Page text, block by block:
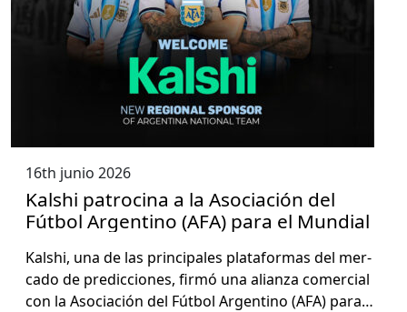
16th junio 2026
Kalshi patrocina a la Asociación del
Fútbol Argentino (AFA) para el Mundial
Kalshi, una de las prin­ci­pales platafor­mas del mer­
ca­do de predic­ciones, fir­mó una alian­za com­er­cial
con la Aso­ciación del Fút­bol Argenti­no (AFA) para…